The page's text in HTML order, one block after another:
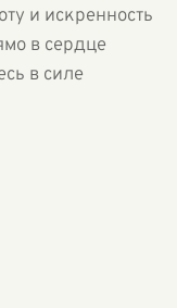
и искренность
в сердце
в силе